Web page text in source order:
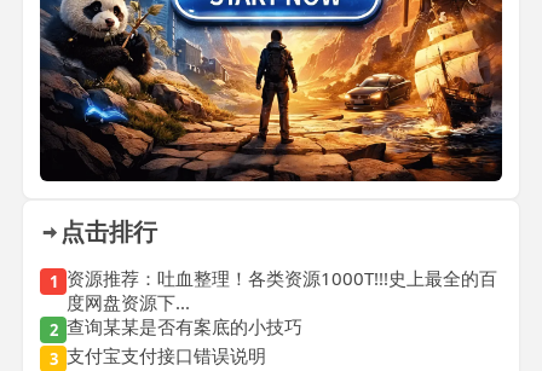
点击排行
1 资源推荐：吐血整理！各类资源1000T!!!史上最全的百
度网盘资源下...
2 查询某某是否有案底的小技巧
3 支付宝支付接口错误说明